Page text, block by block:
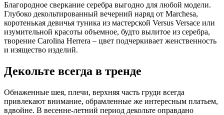
Благородное сверкание серебра выгодно для любой модели.
Глубоко декольтированный вечерний наряд от Marchesa,
коротенькая девичья туника из мастерской Versus Versace или
изумительной красоты объемное, будто вылитое из серебра,
творение Carolina Herrera – цвет подчеркивает женственность
и изящество изделий.
Декольте всегда в тренде
Обнаженные шея, плечи, верхняя часть груди всегда
привлекают внимание, обрамленные же интересным платьем,
вдвойне. В весенне-летний период декольте оправдано